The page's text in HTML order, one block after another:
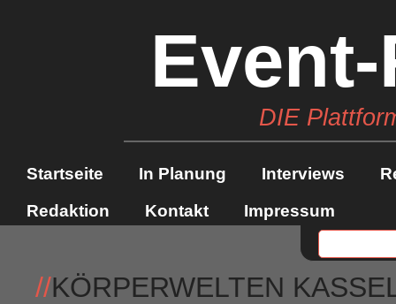
DIE
Startseite In Planung Interviews
Redaktion
Kontakt Impressum
//KÖRPERWELTEN